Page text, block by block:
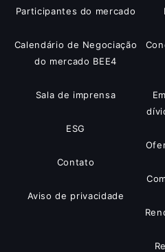
Participantes do mercado
Calendário de Negociação
do mercado BEE4
Sala de imprensa
ESG
Contato
Aviso de privacidade